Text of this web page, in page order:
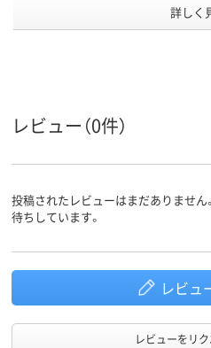
詳しく
レビュー（0件）
投稿されたレビューはまだありませ
待ちしています。
レビュ
レビューをリ